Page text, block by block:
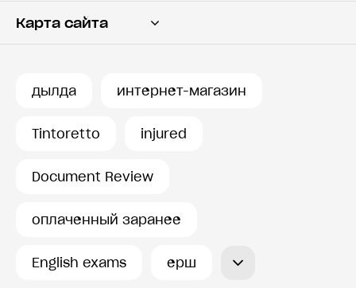
Карта сайта
дылда интернет-магазин
Tintoretto injured
Document Review
оплаченный заранее
English exams ерш